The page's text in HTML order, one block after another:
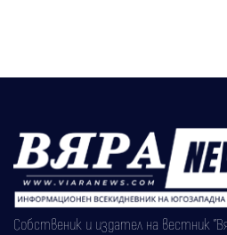
Собственик и издател на вестник